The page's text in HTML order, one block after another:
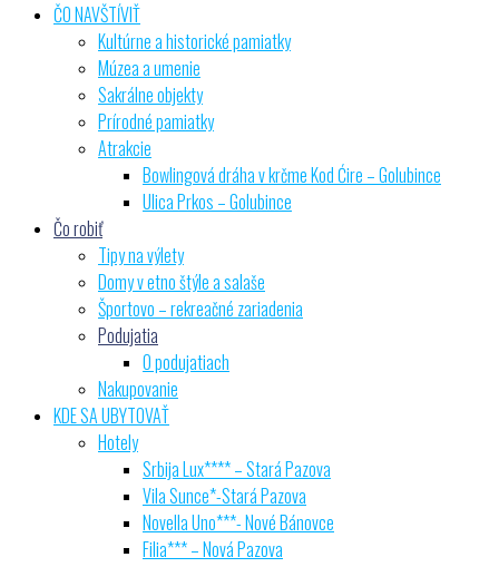
ČO NAVŠTĺVIŤ
Kultúrne a historické pamiatky
Múzea a umenie
Sakrálne objekty
Prírodné pamiatky
Atrakcie
Bowlingová dráha v krčme Kod Ćire – Golubince
Ulica Prkos – Golubince
Čo robiť
Tipy na výlety
Domy v etno štýle a salaše
Športovo – rekreačné zariadenia
Podujatia
O podujatiach
Nakupovanie
KDE SA UBYTOVAŤ
Hotely
Srbija Lux**** – Stará Pazova
Vila Sunce*-Stará Pazova
Novella Uno***- Nové Bánovce
Filia*** – Nová Pazova